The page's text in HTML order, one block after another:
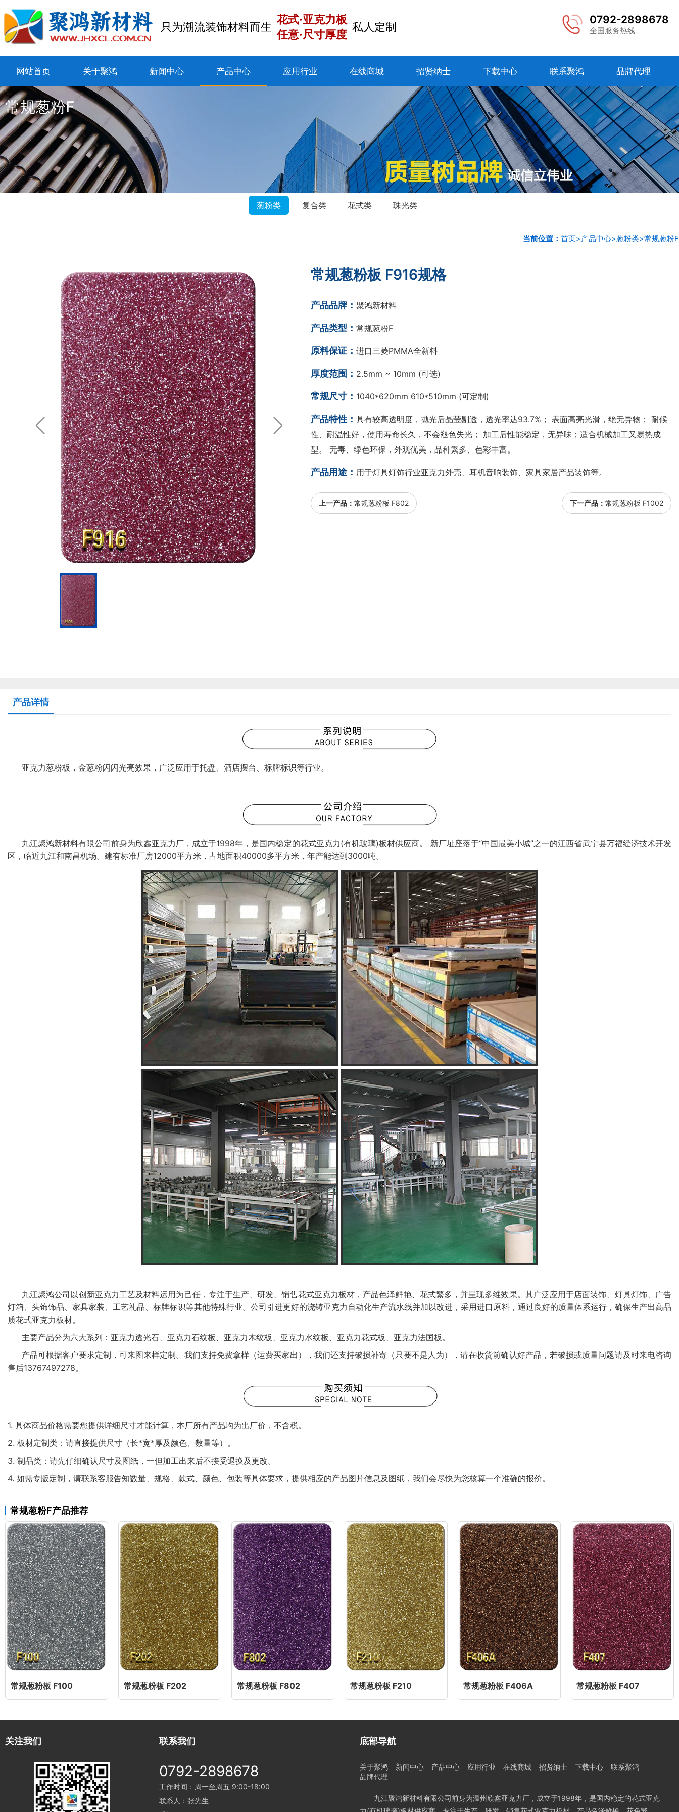
0792-2898678
全国服务热线
只为潮流装饰材料而生
花式·亚克力板
任意·尺寸厚度
私人定制
网站首页 关于聚鸿 新闻中心 产品中心 应用行业 在线商城 招贤纳士 下载中心 联系聚鸿 品牌代理
常规葱粉F
葱粉类 复合类 花式类 珠光类
当前位置： 首页>产品中心>葱粉类>常规葱粉F
常规葱粉板 F916规格
产品品牌： 聚鸿新材料
产品类型： 常规葱粉F
原料保证： 进口三菱PMMA全新料
厚度范围： 2.5mm ~ 10mm (可选)
常规尺寸： 1040*620mm 610*510mm (可定制)
产品特性： 具有较高透明度，抛光后晶莹剔透，透光率达93.7%； 表面高亮光滑，绝无异物； 耐候
性、耐温性好，使用寿命长久，不会褪色失光； 加工后性能稳定，无异味；适合机械加工又易热成
型。 无毒、绿色环保，外观优美，品种繁多、色彩丰富。
产品用途： 用于灯具灯饰行业亚克力外壳、耳机音响装饰、家具家居产品装饰等。
上一产品： 常规葱粉板 F802 下一产品： 常规葱粉板 F1002
产品详情
亚克力葱粉板，金葱粉闪闪光亮效果，广泛应用于托盘、酒店摆台、标牌标识等行业。
九江聚鸿新材料有限公司前身为欣鑫亚克力厂，成立于1998年，是国内稳定的花式亚克力(有机玻璃)板材供应商。 新厂址座落于“中国最美小城”之一的江西省武宁县万福经济技术开发
区，临近九江和南昌机场。建有标准厂房12000平方米，占地面积40000多平方米，年产能达到3000吨。
九江聚鸿公司以创新亚克力工艺及材料运用为己任，专注于生产、研发、销售花式亚克力板材，产品色泽鲜艳、花式繁多，并呈现多维效果。其广泛应用于店面装饰、灯具灯饰、广告
灯箱、头饰饰品、家具家装、工艺礼品、标牌标识等其他特殊行业。公司引进更好的浇铸亚克力自动化生产流水线并加以改进，采用进口原料，通过良好的质量体系运行，确保生产出高品
质花式亚克力板材。
主要产品分为六大系列：亚克力透光石、亚克力石纹板、亚克力木纹板、亚克力水纹板、亚克力花式板、亚克力法国板。
产品可根据客户要求定制，可来图来样定制。我们支持免费拿样（运费买家出），我们还支持破损补寄（只要不是人为），请在收货前确认好产品，若破损或质量问题请及时来电咨询
售后13767497278。
1. 具体商品价格需要您提供详细尺寸才能计算，本厂所有产品均为出厂价，不含税。
2. 板材定制类：请直接提供尺寸（长*宽*厚及颜色、数量等）。
3. 制品类：请先仔细确认尺寸及图纸，一但加工出来后不接受退换及更改。
4. 如需专版定制，请联系客服告知数量、规格、款式、颜色、包装等具体要求，提供相应的产品图片信息及图纸，我们会尽快为您核算一个准确的报价。
常规葱粉F产品推荐
常规葱粉板 F100 常规葱粉板 F202 常规葱粉板 F802 常规葱粉板 F210 常规葱粉板 F406A 常规葱粉板 F407
关注我们 联系我们
0792-2898678
工作时间：周一至周五 9:00-18:00
联系人：张先生
底部导航
关于聚鸿 新闻中心 产品中心 应用行业 在线商城 招贤纳士 下载中心
联系聚鸿
品牌代理
九江聚鸿新材料有限公司前身为温州欣鑫亚克力厂，成立于1998年，是国内稳定的花式亚克